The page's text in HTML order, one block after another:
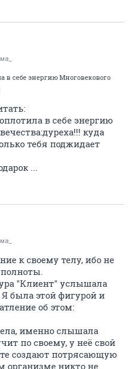
в себе энергию Многовекового
в себе энергию
куда
тебя поджидает
...
к своему телу, ибо не
"Клиент" услышала
Я была этой фигурой и
об этом:
именно слышала
по своему, у неё свой
создают потрясающую
организме никто не